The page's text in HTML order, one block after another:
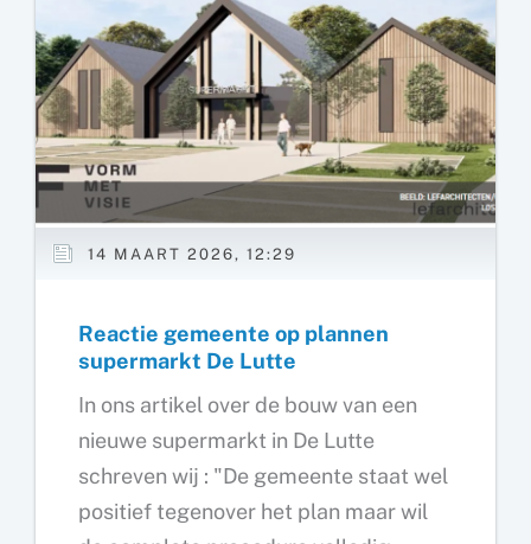
Schatkamer
van
Twente
14 MAART 2026, 12:29
Reactie gemeente op plannen
supermarkt De Lutte
In ons artikel over de bouw van een
nieuwe supermarkt in De Lutte
schreven wij : "De gemeente staat wel
positief tegenover het plan maar wil